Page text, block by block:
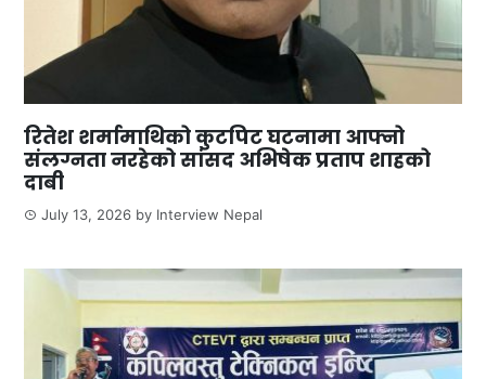
रितेश शर्मामाथिको कुटपिट घटनामा आफ्नो
संलग्नता नरहेको सांसद अभिषेक प्रताप शाहको
दाबी
July 13, 2026 by Interview Nepal